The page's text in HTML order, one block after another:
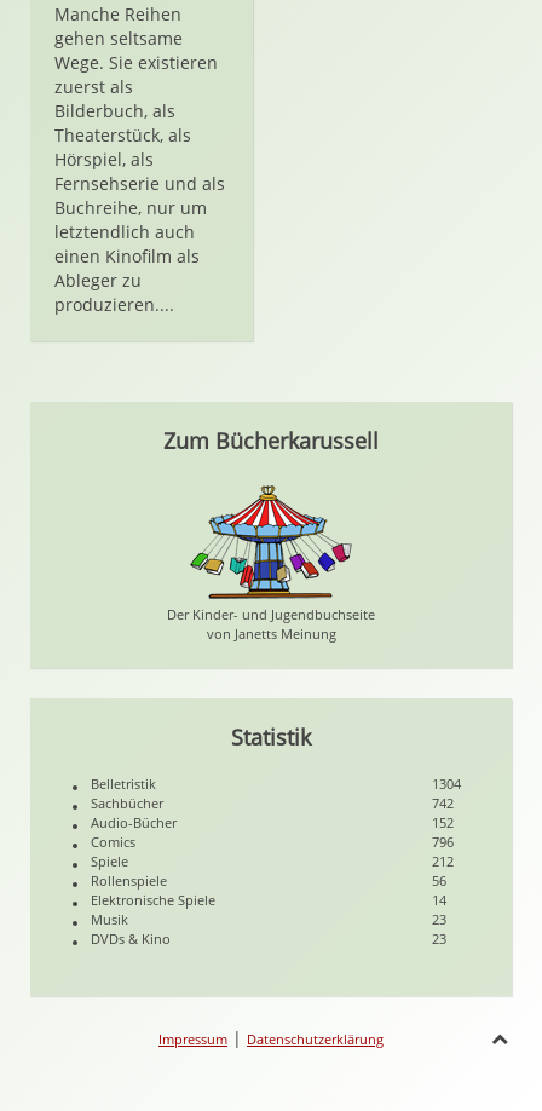
Manche Reihen
gehen seltsame
Wege. Sie existieren
zuerst als
Bilderbuch, als
Theaterstück, als
Hörspiel, als
Fernsehserie und als
Buchreihe, nur um
letztendlich auch
einen Kinofilm als
Ableger zu
produzieren....
Zum Bücherkarussell
Der Kinder- und Jugendbuchseite
von Janetts Meinung
Statistik
Belletristik
1304
Sachbücher
742
Audio-Bücher
152
Comics
796
Spiele
212
Rollenspiele
56
Elektronische Spiele
14
Musik
23
DVDs & Kino
23
Impressum | Datenschutzerklärung